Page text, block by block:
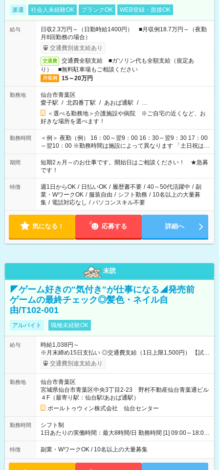
派遣 社会人未経験OK ブランクOK WEB登録・面接OK
給与
日収2.3万円～（日勤時給1400円） ■月収例18.7万円～（夜勤
月8回勤務の場合）
交通費別途支給あり
交通費
交通費全額支給 ■ガソリン代も全額支給（規定あ
り） ■無料駐車場もご相談ください
月収例 15～20万円
勤務地
仙台市青葉区
愛子駅 / 北四番丁駅 / あおば通駅 / …
＜選べる勤務地＞介護施設や病院 ※ご自宅の近くなど、お
好きな場所を選べます！
勤務時間
＜例＞ 夜勤（例） 16：00～翌9：00 16：30～翌9：30 17：00
～翌10：00 ※勤務時間は施設によって異なります 「土日祝は休
みたい」 「しっかり稼ぎたい」 「もう少し遅い時間から始めた
い」など ご希望にあったお仕事をご案内いたします。 ※未経験
の方の場合は1～2ヶ月間は日中での仕事を経験いただき、 お
仕事に慣れてからの夜勤になります。 ★家庭の都合でお休みが
必要な場合も遠慮なくご相談ください。
期間
短期2ヵ月～のお仕事です。開始日はご相談ください！ ★急募
です！
特徴 週1日からOK / 日払いOK / 履歴書不要 / 40～50代活躍中 / 副
業・WワークOK / 服装自由 / シフト勤務 / 10名以上の大量募
集 / 電話対応なし / パソコンスキル不要
気になる！ 応募する 詳細へ
未読
◤ゲーム好きの"気付き"が仕事になる◢発売前
ゲームの最終チェック◎髪色・ネイル自
由/T102-001
アルバイト 職種未経験OK
給与
時給1,038円～
※月末締め15日支払い ◎交通費支給（1日上限1,500円） 【試用
期間】試用期間なし
交通費別途支給あり
勤務地
仙台市青葉区
宮城県仙台市青葉区中央3丁目2-23 野村不動産仙台青葉通ビル
４F（最寄り駅：仙台駅/あおば通駅）
ポールトゥウィン株式会社 仙台センター
勤務時間
シフト制
1日あたりの実働時間：最大8時間/日 勤務時間 [1] 09:00～18:00
[2] 10:00～19:00 [3] 10:30～19:30 最低勤務日数(週)：2日 【シ
フトの決め方】 シフトサイクル：1ヶ月 シフト提出期限：シフ
・昼休憩1時間、その他小休憩あり
特徴 副業・WワークOK / 10名以上の大量募集